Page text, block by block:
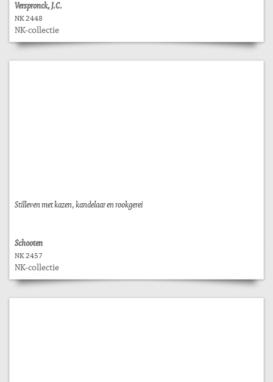
Verspronck, J.C.
NK 2448
NK-collectie
Stilleven met kazen, kandelaar en rookgerei
Schooten
NK 2457
NK-collectie